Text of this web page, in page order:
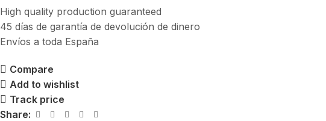
High quality production guaranteed
45 días de garantía de devolución de dinero
Envíos a toda España
Compare
Add to wishlist
Track price
Share: